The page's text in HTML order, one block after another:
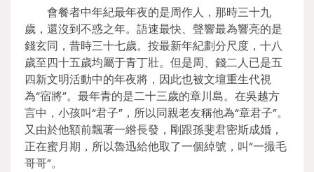
會餐者中年紀最年夜的是周作人，那時三十九
歲，還沒到不惑之年。語速最快、聲響最為響亮的是
錢玄同，昔時三十七歲。按最新年紀劃分尺度，十八
歲至四十五歲均屬于青丁壯。但是周、錢二人已是五
四新文明活動中的年夜將，因此也被文壇重生代視
為“宿將”。最年青的是二十三歲的章川島。在吳越方
言中，小孩叫“君子”，所以同親老友稱他為“章君子”。
又由於他額前飄著一綹長發，剛跟孫斐君密斯成婚，
正在蜜月期，所以魯迅給他取了一個綽號，叫“一撮毛
哥哥”。